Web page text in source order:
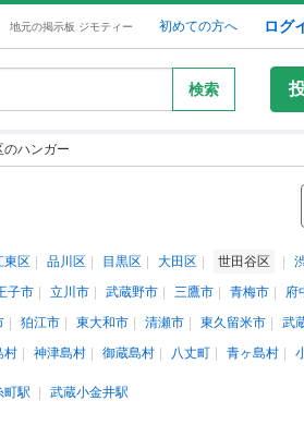
地元の掲示板 ジモティー 初めての方へ ログ
検索
のハンガー
東区 品川区 目黒区 大田区 世田谷区
子市 立川市 武蔵野市 三鷹市 青梅市 府
狛江市 東大和市 清瀬市 東久留米市 武
村 神津島村 御蔵島村 八丈町 青ヶ島村
町駅
武蔵小金井駅